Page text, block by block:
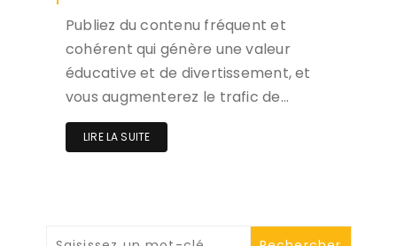
Publiez du contenu fréquent et
cohérent qui génère une valeur
éducative et de divertissement, et
vous augmenterez le trafic de…
LIRE LA SUITE